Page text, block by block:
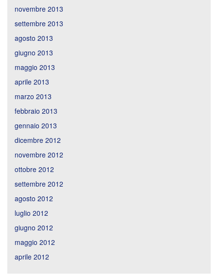
novembre 2013
settembre 2013
agosto 2013
giugno 2013
maggio 2013
aprile 2013
marzo 2013
febbraio 2013
gennaio 2013
dicembre 2012
novembre 2012
ottobre 2012
settembre 2012
agosto 2012
luglio 2012
giugno 2012
maggio 2012
aprile 2012